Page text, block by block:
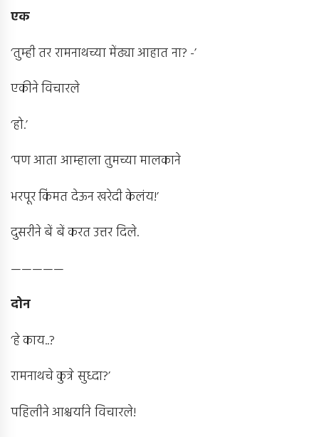
एक
‘तुम्ही तर रामनाथच्या मेंढ्या आहात ना? -’
एकीने विचारले
‘हो.’
‘पण आता आम्हाला तुमच्या मालकाने
भरपूर किंमत देऊन खरेदी केलंय!’
दुसरीने बें बें करत उत्तर दिले.
—————
दोन
‘हे काय..?
रामनाथचे कुत्रे सुध्दा?’
पहिलीने आश्चर्याने विचारले!